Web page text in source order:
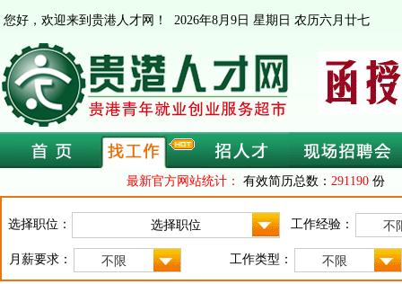
您好，欢迎来到贵港人才网！ 2026年8月9日 星期日 农历六月廿七
最新官方网站统计： 有效简历总数： 291190 份
选择职位： 工作经验： 不
月薪要求： 不限 工作类型： 不限